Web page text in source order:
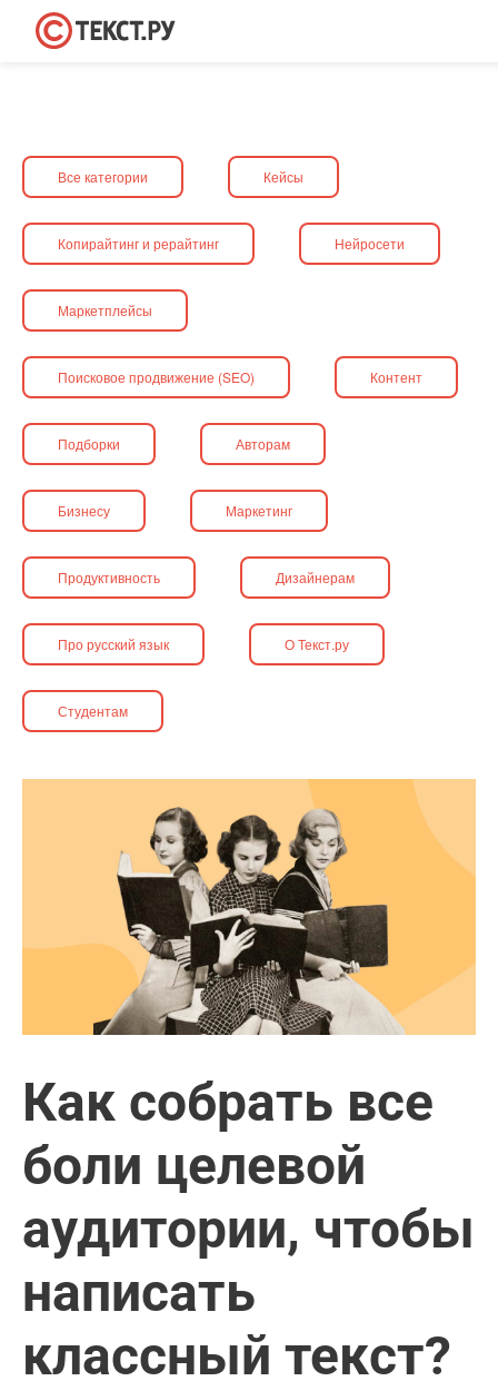
Все категории Кейсы
Копирайтинг и рерайтинг Нейросети
Маркетплейсы
Поисковое продвижение (SEO) Контент
Подборки Авторам
Бизнесу Маркетинг
Продуктивность Дизайнерам
Про русский язык О Текст.ру
Студентам
Как собрать все
боли целевой
аудитории, чтобы
написать
классный текст?